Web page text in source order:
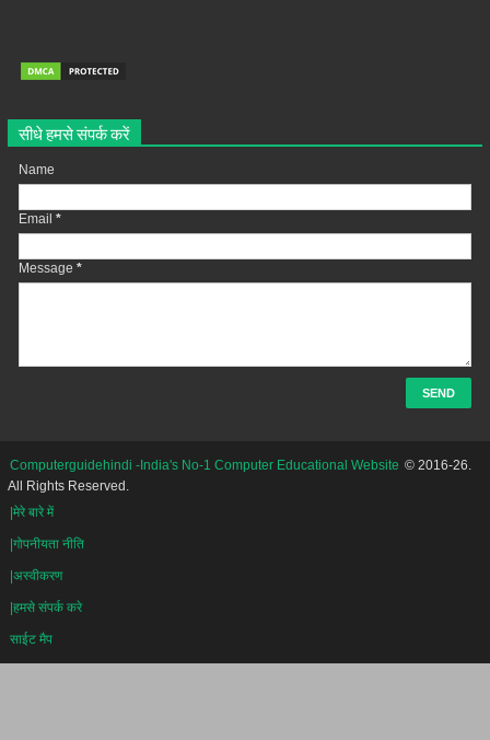
सीधे हमसे संपर्क करें
Name
Email *
Message *
Computerguidehindi -India's No-1 Computer Educational Website © 2016-26.
All Rights Reserved.
|मेरे बारे में
|गोपनीयता नीति
|अस्वीकरण
|हमसे संपर्क करे
साईट मैप